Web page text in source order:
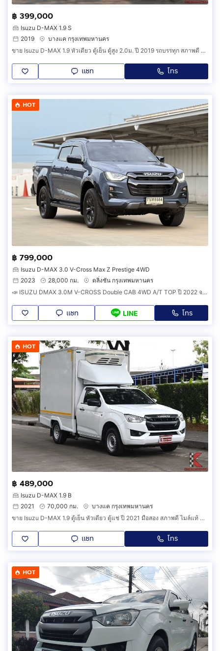
฿ 399,000
Isuzu D-MAX 1.9 S
2019
บางแค กรุงเทพมหานคร
ขาย Isuzu D-MAX 1.9 หัวเดียว ตู้เย็น ตู้สูง 2.0ม. ปี 2019 รถบรรทุก สภาพดี ราคาถูก Isuzu ตู้เย็น D-MAX ตู้ทึบ (รหัสสินค้า BHH)
แชท โทร
HOT
฿ 799,000
Isuzu D-MAX 3.0 V-Cross Max Z Prestige 4WD
2023
28,000 กม.
ตลิ่งชัน กรุงเทพมหานคร
📣 ISUZU DMAX 3.0M V-CROSS Double CAB 4WD A/T TOP ปี 2022 จด 2023📣
แชท LINE โทร
HOT
฿ 489,000
Isuzu D-MAX 1.9 B
2021
70,000 กม.
บางแค กรุงเทพมหานคร
ขาย Isuzu D-MAX 1.9 ตู้เย็น หัวเดียว ตู้แช่ ปี 2021 มือสอง สภาพดี ไมล์แท้ พร้อมลุย รหัสสินค้า IG
แชท โทร
HOT